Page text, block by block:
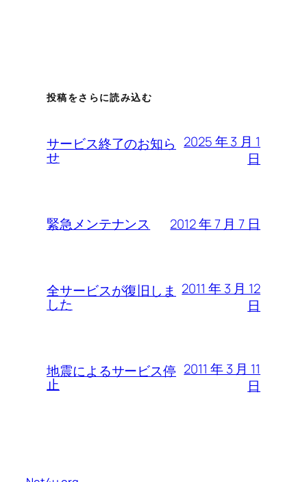
投稿をさらに読み込む
サービス終了のお知ら
せ
2025 年 3 月 1
日
緊急メンテナンス 2012 年 7 月 7 日
全サービスが復旧しま
した
2011 年 3 月 12
日
地震によるサービス停
止
2011 年 3 月 11
日